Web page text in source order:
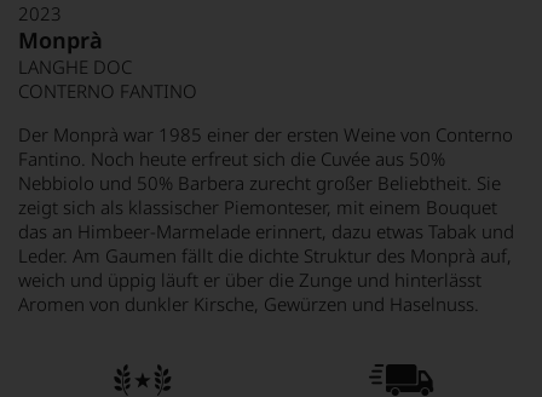
2023
Monprà
LANGHE DOC
CONTERNO FANTINO
Der Monprà war 1985 einer der ersten Weine von Conterno
Fantino. Noch heute erfreut sich die Cuvée aus 50%
Nebbiolo und 50% Barbera zurecht großer Beliebtheit. Sie
zeigt sich als klassischer Piemonteser, mit einem Bouquet
das an Himbeer-Marmelade erinnert, dazu etwas Tabak und
Leder. Am Gaumen fällt die dichte Struktur des Monprà auf,
weich und üppig läuft er über die Zunge und hinterlässt
Aromen von dunkler Kirsche, Gewürzen und Haselnuss.